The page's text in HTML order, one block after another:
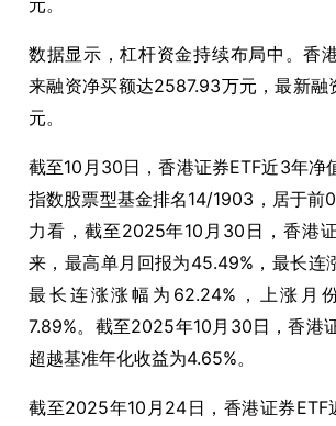
元。
数据显示，杠杆资金持续布局中。香
来融资净买额达2587.93万元，最新融
元。
截至10 月 30日，香港证券ETF近3年净
指数股票型基金排名14/1903 ，居于前
力看，截至2025年10 月 30 日，香港
来，最高单月回报为45.49% ，最长连
最长连涨涨幅为 62.24% ，上涨月
7.89%。截至2025年10月 30日，香港
超越基准年化收益为4.65%。
截至2025年10 月 24日，香港证券ETF